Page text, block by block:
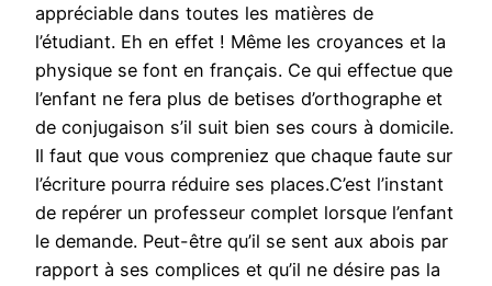
appréciable dans toutes les matières de
l’étudiant. Eh en effet ! Même les croyances et la
physique se font en français. Ce qui effectue que
l’enfant ne fera plus de betises d’orthographe et
de conjugaison s’il suit bien ses cours à domicile.
Il faut que vous compreniez que chaque faute sur
l’écriture pourra réduire ses places.C’est l’instant
de repérer un professeur complet lorsque l’enfant
le demande. Peut-être qu’il se sent aux abois par
rapport à ses complices et qu’il ne désire pas la